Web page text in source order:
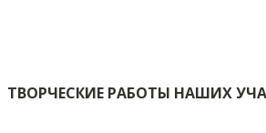
ТВОРЧЕСКИЕ РАБОТЫ НАШИХ